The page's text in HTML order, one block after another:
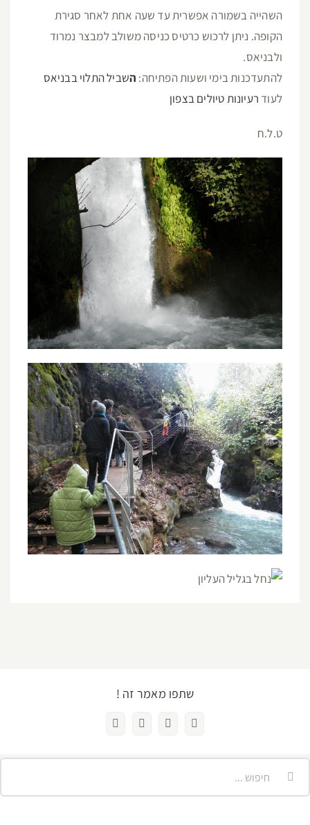
השהייה בשמורה אפשרית עד שעה אחת לאחר סגירת
הקופה. ניתן לרכוש כרטיס כניסה משולב למבצר נמרוד
ולבניאס.
להתעדכנות בימי ושעות הפתיחה: השביל התלוי בבניאס
לעוד רעיונות טיולים בצפון
ט.ל.ח
שתפו מאמר זה !
Facebook
LinkedIn
WhatsApp
כתובת